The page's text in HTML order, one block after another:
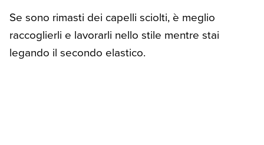
Se sono rimasti dei capelli sciolti, è meglio
raccoglierli e lavorarli nello stile mentre stai
legando il secondo elastico.